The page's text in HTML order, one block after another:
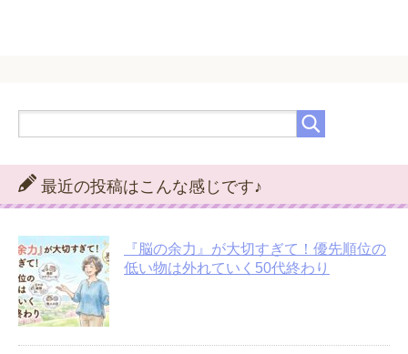
最近の投稿はこんな感じです♪
『脳の余力』が大切すぎて！優先順位の
低い物は外れていく50代終わり